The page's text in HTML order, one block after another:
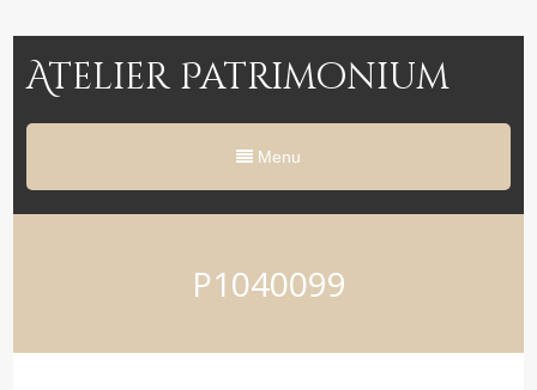
Atelier Patrimonium
Menu
P1040099